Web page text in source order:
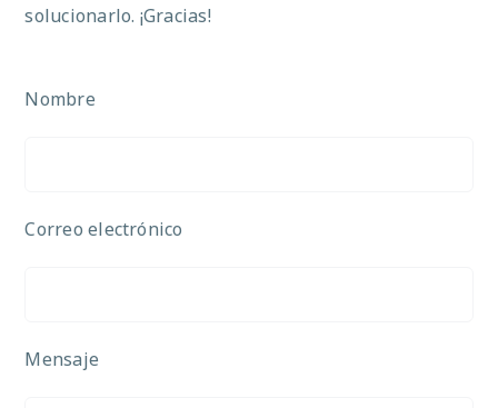
solucionarlo. ¡Gracias!
Nombre
Correo electrónico
Mensaje